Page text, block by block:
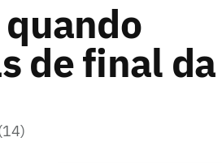
de final da